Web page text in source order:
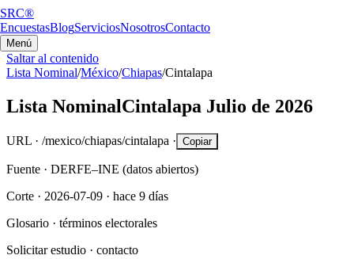
SRC®
EncuestasBlogServiciosNosotrosContacto
Menú
Saltar al contenido
Lista Nominal/México/Chiapas/Cintalapa
Lista NominalCintalapa Julio de 2026
URL · /mexico/chiapas/cintalapa · Copiar
Fuente · DERFE–INE (datos abiertos)
Corte · 2026-07-09 · hace 9 días
Glosario · términos electorales
Solicitar estudio · contacto